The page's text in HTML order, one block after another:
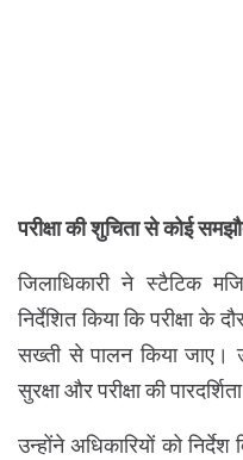
परीक्षा की शुचिता से कोई
जिलाधिकारी ने स्टैटिक
निर्देशित किया कि परीक्षा के
सख्ती से पालन किया जाए।
सुरक्षा और परीक्षा की
उन्होंने अधिकारियों को निर्देश